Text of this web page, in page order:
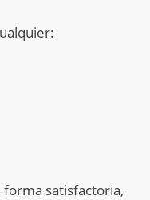
satisfactoria,